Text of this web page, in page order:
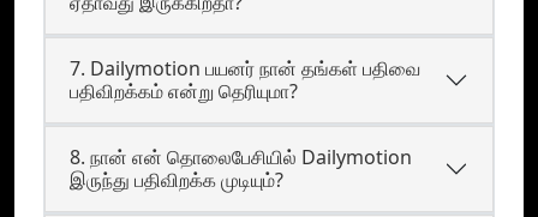
7. Dailymotion பயனர் நான் தங்கள் பதிவை
பதிவிறக்கம் என்று தெரியுமா?
8. நான் என் தொலைபேசியில் Dailymotion
இருந்து பதிவிறக்க முடியும்?